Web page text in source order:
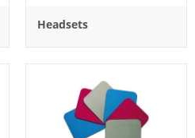
Headsets